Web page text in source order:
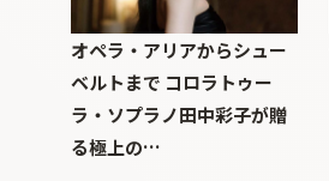
オペラ・アリアからシュー
ベルトまで コロラトゥー
ラ・ソプラノ田中彩子が贈
る極上の…